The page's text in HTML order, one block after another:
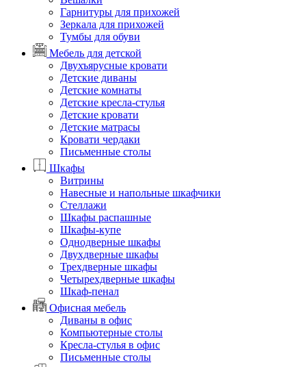
Гарнитуры для прихожей
Зеркала для прихожей
Тумбы для обуви
Мебель для детской
Двухъярусные кровати
Детские диваны
Детские комнаты
Детские кресла-стулья
Детские кровати
Детские матрасы
Кровати чердаки
Письменные столы
Шкафы
Витрины
Навесные и напольные шкафчики
Стеллажи
Шкафы распашные
Шкафы-купе
Однодверные шкафы
Двухдверные шкафы
Трехдверные шкафы
Четырехдверные шкафы
Шкаф-пенал
Офисная мебель
Диваны в офис
Компьютерные столы
Кресла-стулья в офис
Письменные столы